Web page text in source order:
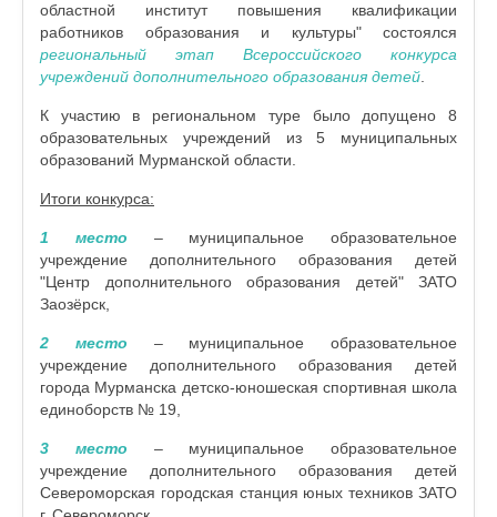
областной институт повышения квалификации
работников образования и культуры" состоялся
региональный этап Всероссийского конкурса
учреждений дополнительного образования детей
К участию в региональном туре было допущено 8
образовательных учреждений из 5 муниципальных
образований Мурманской области.
Итоги конкурса:
1 место – муниципальное образовательное
учреждение дополнительного образования детей
"Центр дополнительного образования детей" ЗАТО
Заозёрск,
2 место
– муниципальное образовательное
учреждение дополнительного образования детей
города Мурманска детско-юношеская спортивная школа
единоборств № 19,
3 место – муниципальное образовательное
учреждение дополнительного образования детей
Североморская городская станция юных техников ЗАТО